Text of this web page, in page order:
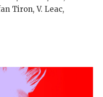
Tiron, V. Leac,